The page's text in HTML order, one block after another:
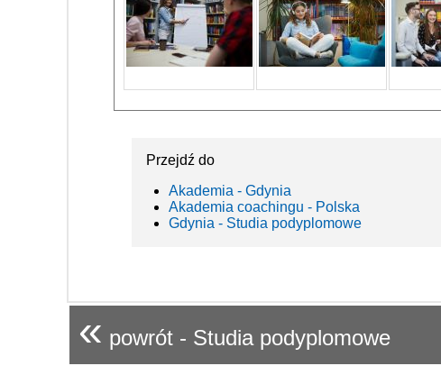
Przejdź do
Akademia - Gdynia
Akademia coachingu - Polska
Gdynia - Studia podyplomowe
« powrót - Studia podyplomowe